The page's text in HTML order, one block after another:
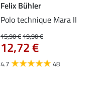
Felix Bühler
Polo technique Mara II
15,90 €19,90 €
12,72 €
4.7 48